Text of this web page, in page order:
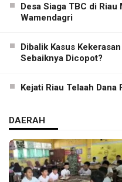
Desa Siaga TBC di
Wamendagri
Dibalik Kasus
Sebaiknya Dicopot?
Kejati Riau Telaah
DAERAH